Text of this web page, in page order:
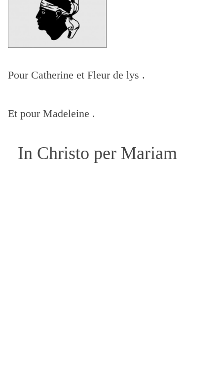
Pour Catherine et Fleur de lys .
Et pour Madeleine .
In Christo per Mariam